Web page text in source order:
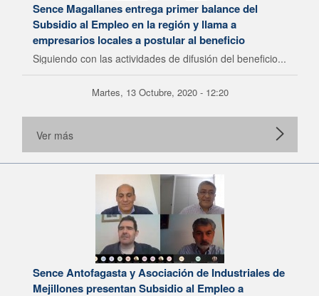
Sence Magallanes entrega primer balance del
Subsidio al Empleo en la región y llama a
empresarios locales a postular al beneficio
Siguiendo con las actividades de difusión del beneficio...
Martes, 13 Octubre, 2020 - 12:20
Ver más
Sence Antofagasta y Asociación de Industriales de
Mejillones presentan Subsidio al Empleo a